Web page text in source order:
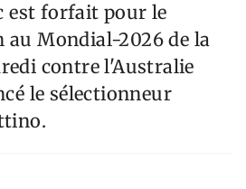
est forfait pour le
au Mondial-2026 de la
contre l'Australie
le sélectionneur